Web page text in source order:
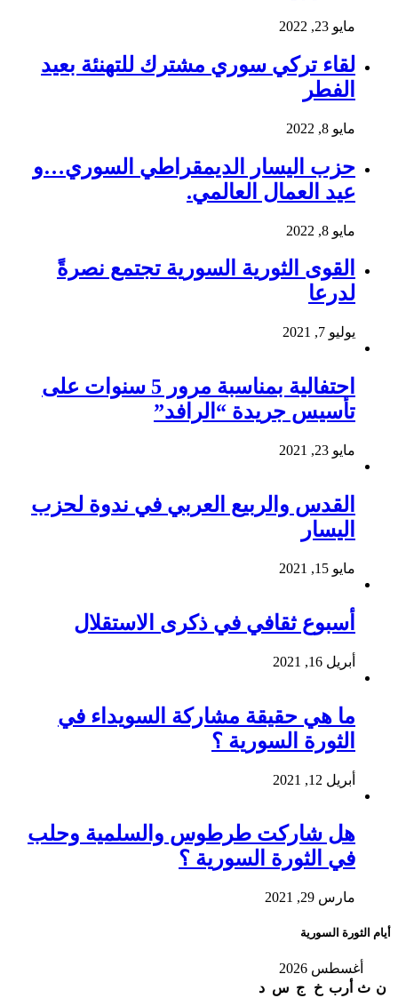
مايو 23, 2022
لقاء تركي سوري مشترك للتهنئة بعيد
الفطر
مايو 8, 2022
حزب اليسار الديمقراطي السوري…و
عيد العمال العالمي.
مايو 8, 2022
القوى الثورية السورية تجتمع نصرةً
لدرعا
يوليو 7, 2021
احتفالية بمناسبة مرور 5 سنوات على
تأسيس جريدة “الرافد”
مايو 23, 2021
القدس والربيع العربي في ندوة لحزب
اليسار
مايو 15, 2021
أسبوع ثقافي في ذكرى الاستقلال
أبريل 16, 2021
ما هي حقيقة مشاركة السويداء في
الثورة السورية ؟
أبريل 12, 2021
هل شاركت طرطوس والسلمية وحلب
في الثورة السورية ؟
مارس 29, 2021
أيام الثورة السورية
أغسطس 2026
ن ث أرب خ ج س د